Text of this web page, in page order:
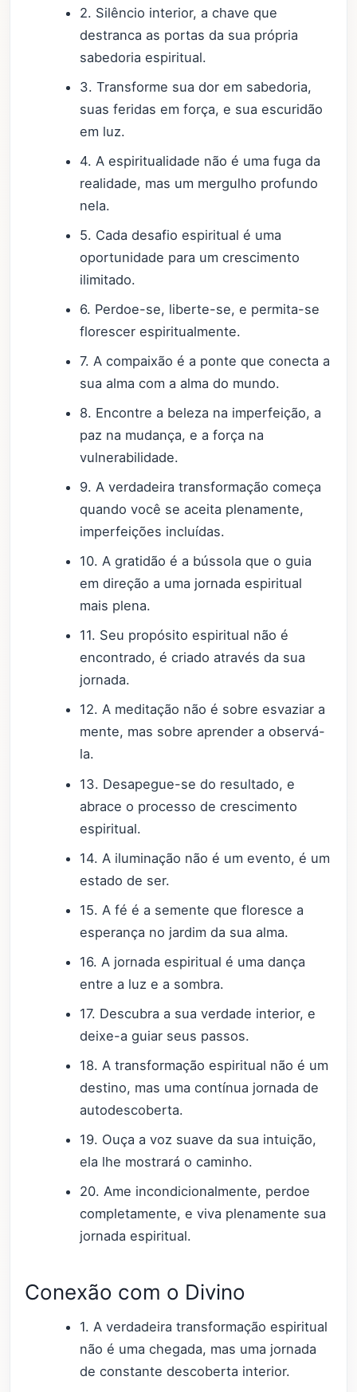
2. Silêncio interior, a chave que
destranca as portas da sua própria
sabedoria espiritual.
3. Transforme sua dor em sabedoria,
suas feridas em força, e sua escuridão
em luz.
4. A espiritualidade não é uma fuga da
realidade, mas um mergulho profundo
nela.
5. Cada desafio espiritual é uma
oportunidade para um crescimento
ilimitado.
6. Perdoe-se, liberte-se, e permita-se
florescer espiritualmente.
7. A compaixão é a ponte que conecta a
sua alma com a alma do mundo.
8. Encontre a beleza na imperfeição, a
paz na mudança, e a força na
vulnerabilidade.
9. A verdadeira transformação começa
quando você se aceita plenamente,
imperfeições incluídas.
10. A gratidão é a bússola que o guia
em direção a uma jornada espiritual
mais plena.
11. Seu propósito espiritual não é
encontrado, é criado através da sua
jornada.
12. A meditação não é sobre esvaziar a
mente, mas sobre aprender a observá-
la.
13. Desapegue-se do resultado, e
abrace o processo de crescimento
espiritual.
14. A iluminação não é um evento, é um
estado de ser.
15. A fé é a semente que floresce a
esperança no jardim da sua alma.
16. A jornada espiritual é uma dança
entre a luz e a sombra.
17. Descubra a sua verdade interior, e
deixe-a guiar seus passos.
18. A transformação espiritual não é um
destino, mas uma contínua jornada de
autodescoberta.
19. Ouça a voz suave da sua intuição,
ela lhe mostrará o caminho.
20. Ame incondicionalmente, perdoe
completamente, e viva plenamente sua
jornada espiritual.
Conexão com o Divino
1. A verdadeira transformação espiritual
não é uma chegada, mas uma jornada
de constante descoberta interior.